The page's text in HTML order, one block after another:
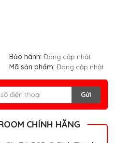
Bảo hành: Đang cập nhật
Mã sản phẩm: Đang cập nhật
Gửi
CHÍNH HÃNG